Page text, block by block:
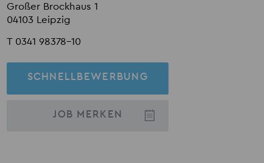
Großer Brockhaus 1
04103 Leipzig
T 0341 98378-10
SCHNELLBEWERBUNG
JOB MERKEN